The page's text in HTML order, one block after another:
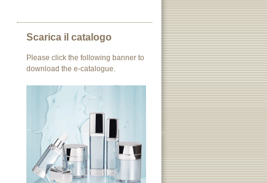
Scarica il catalogo
Please click the following banner to
download the e-catalogue.